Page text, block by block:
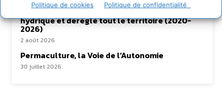
Politique de cookies Politique de confidentialité
Comment le sol français a perdu sa mémoire
hydrique et déréglé tout le territoire (2020-
2026)
2 août 2026
Permaculture, la Voie de l’Autonomie
30 juillet 2026